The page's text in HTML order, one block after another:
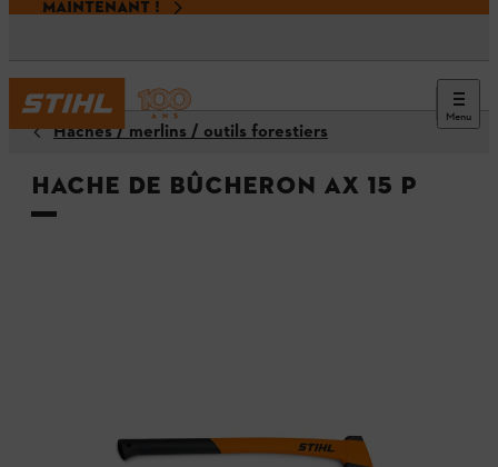
MAINTENANT !
Menu
Haches / merlins / outils forestiers
Hache de bûcheron AX 15 P